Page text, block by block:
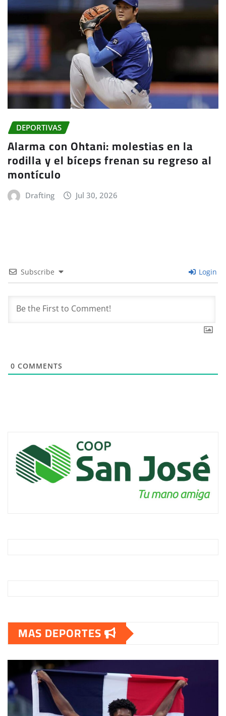
DEPORTIVAS
Alarma con Ohtani: molestias en la
rodilla y el bíceps frenan su regreso al
montículo
Drafting Jul 30, 2026
Subscribe Login
0 COMMENTS
MAS DEPORTES